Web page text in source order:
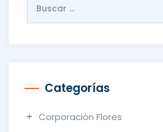
Categorías
Corporación Flores